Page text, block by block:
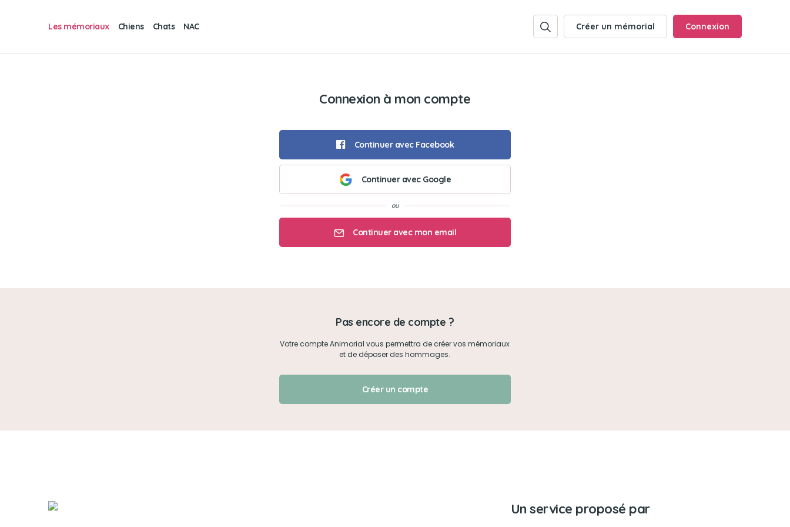
Les mémoriaux Chiens Chats NAC Créer un mémorial Connexion
Connexion à mon compte
Continuer avec Facebook
Continuer avec Google
Continuer avec mon email
Pas encore de compte ?
Votre compte Animorial vous permettra de créer vos mémoriaux
et de déposer des hommages.
Créer un compte
Un service proposé par